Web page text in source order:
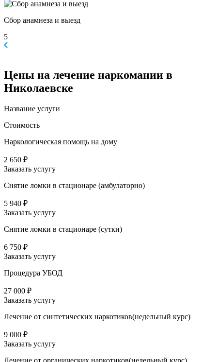
Сбор анамнеза и выезд
5
Цены на лечение наркомании в
Николаевске
Название услуги
Стоимость
Наркологическая помощь на дому
2 650 ₽
Заказать услугу
Снятие ломки в стационаре (амбулаторно)
5 940 ₽
Заказать услугу
Снятие ломки в стационаре (сутки)
6 750 ₽
Заказать услугу
Процедура УБОД
27 000 ₽
Заказать услугу
Лечение от синтетических наркотиков(недельный курс)
9 000 ₽
Заказать услугу
Лечение от органических наркотиков(недельный курс)